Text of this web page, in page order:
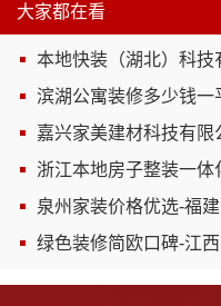
大家都在看
本地快装（湖北）科
滨湖公寓装修多少钱一平
嘉兴家美建材科技有
浙江本地房子整装一体化服
泉州家装价格优选-福
绿色装修简欧口碑-江